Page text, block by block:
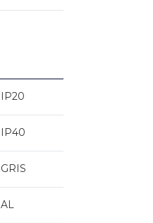
IP20
IP40
GRIS
AL